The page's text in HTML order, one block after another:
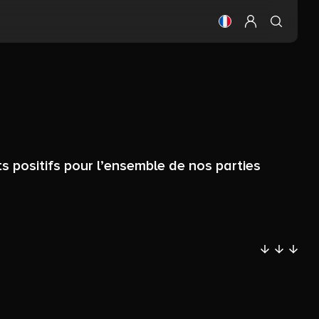
Changer laConfigurer
positifs pour l’ensemble de nos parties